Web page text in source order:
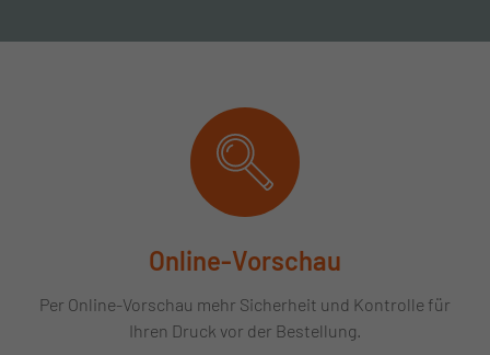
Online-Vorschau
Per Online-Vorschau mehr Sicherheit und Kontrolle für
Ihren Druck vor der Bestellung.